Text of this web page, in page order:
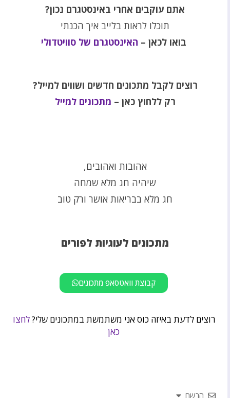
אתם עוקבים אחרי באינסטגרם נכון?
תוכלו לראות בלייב איך הכנתי
בואו לכאן – האינסטגרם של סוויטדולי
רוצים לקבל מתכונים חדשים ושווים למייל?
רק ללחוץ כאן – מתכונים למייל
אהובות ואהובים,
שיהיה חג מלא שמחה
חג מלא בבריאות אושר ורק טוב
מתכונים לעוגיות לפורים
קבוצת וואטסאפ מתכונים
רוצים לדעת באיזה כוס אני משתמשת במתכונים שלי?לחצו
כאן
הרשם